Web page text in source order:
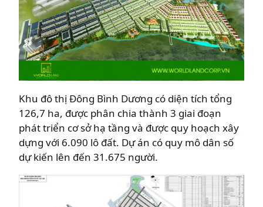
Khu đô thị Đông Bình Dương có diện tích tổng
126,7 ha, được phân chia thành 3 giai đoạn
phát triển cơ sở hạ tầng và được quy hoạch xây
dựng với 6.090 lô đất. Dự án có quy mô dân số
dự kiến lên đến 31.675 người.